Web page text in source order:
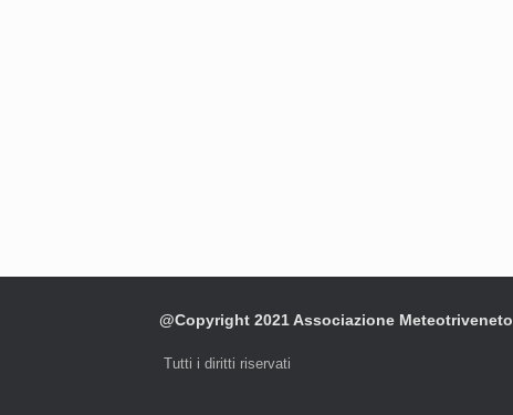
@Copyright 2021 Associazione Meteotriveneto
Tutti i diritti riservati